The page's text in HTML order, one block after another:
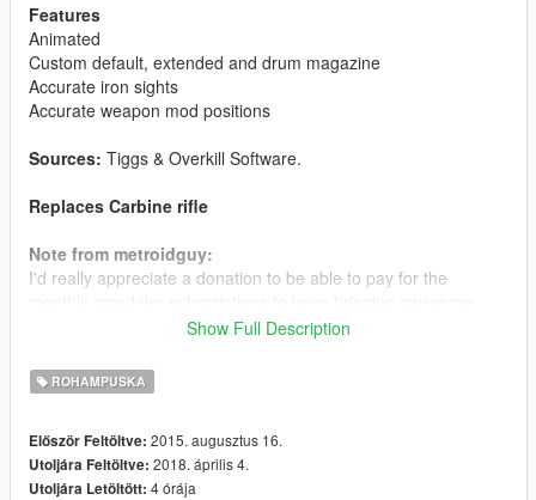
Features
Animated
Custom default, extended and drum magazine
Accurate iron sights
Accurate weapon mod positions
Sources: Tiggs & Overkill Software.
Replaces Carbine rifle
Note from metroidguy:
I'd really appreciate a donation to be able to pay for the
content to you guys! As many may not now zmodeler is the
is that it's payware so you have to pay a monthly fee in order to
keep on bringing content so any donation helps! :)
Show Full Description
ROHAMPUSKA
Először Feltöltve: 2015. augusztus 16.
Utoljára Feltöltve: 2018. április 4.
Utoljára Letöltött: 4 órája